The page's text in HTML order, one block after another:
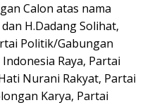
Calon atas nama
H.Dadang Solihat,
Politik/Gabungan
Raya, Partai
Nurani Rakyat, Partai
Karya, Partai